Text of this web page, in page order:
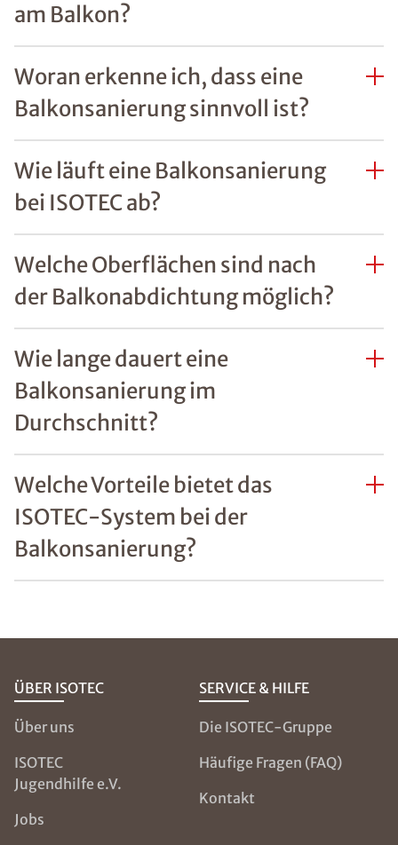
am Balkon?
Woran erkenne ich, dass eine
Balkonsanierung sinnvoll ist?
Wie läuft eine Balkonsanierung
bei ISOTEC ab?
Welche Oberflächen sind nach
der Balkonabdichtung möglich?
Wie lange dauert eine
Balkonsanierung im
Durchschnitt?
Welche Vorteile bietet das
ISOTEC-System bei der
Balkonsanierung?
ÜBER ISOTEC
Über uns
ISOTEC
Jugendhilfe e.V.
Jobs
SERVICE & HILFE
Die ISOTEC-Gruppe
Häufige Fragen (FAQ)
Kontakt